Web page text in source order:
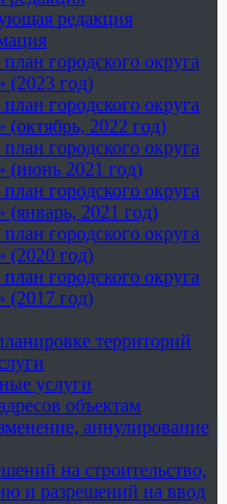
редакция
городского округа
(2023 год)
городского округа
(октябрь, 2022 год)
городского округа
(июнь 2021 год)
городского округа
(январь, 2021 год)
городского округа
(2020 год)
городского округа
(2017 год)
территорий
услуги
объектам
аннулирование
на строительство,
и разрешений на ввод